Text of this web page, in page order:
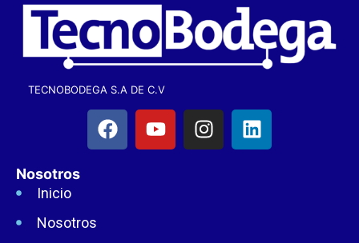
TECNOBODEGA S.A DE C.V
Nosotros
Inicio
Nosotros